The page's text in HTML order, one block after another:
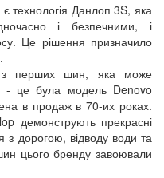
технологія Данлоп 3S, яка
і безпечними, і
Це рішення призначило
з перших шин, яка може
- це була модель Denovo
в продаж в 70-их роках.
демонструють прекрасні
з дорогою, відводу води та
цього бренду завоювали